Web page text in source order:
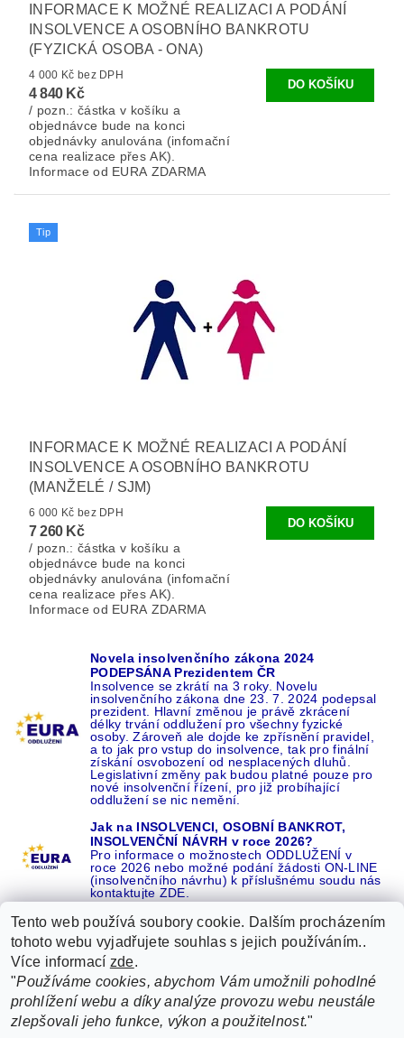
INFORMACE K MOŽNÉ REALIZACI A PODÁNÍ
INSOLVENCE A OSOBNÍHO BANKROTU
(FYZICKÁ OSOBA - ONA)
4 000 Kč bez DPH
4 840 Kč
/ pozn.: částka v košíku a
objednávce bude na konci
objednávky anulována (infomační
cena realizace přes AK).
Informace od EURA ZDARMA
Tip
INFORMACE K MOŽNÉ REALIZACI A PODÁNÍ
INSOLVENCE A OSOBNÍHO BANKROTU
(MANŽELÉ / SJM)
6 000 Kč bez DPH
7 260 Kč
/ pozn.: částka v košíku a
objednávce bude na konci
objednávky anulována (infomační
cena realizace přes AK).
Informace od EURA ZDARMA
Novela insolvenčního zákona 2024
PODEPSÁNA Prezidentem ČR
Insolvence se zkrátí na 3 roky. Novelu
insolvenčního zákona dne 23. 7. 2024 podepsal
prezident. Hlavní změnou je právě zkrácení
délky trvání oddlužení pro všechny fyzické
osoby. Zároveň ale dojde ke zpřísnění pravidel,
a to jak pro vstup do insolvence, tak pro finální
získání osvobození od nesplacených dluhů.
Legislativní změny pak budou platné pouze pro
nové insolvenční řízení, pro již probíhající
oddlužení se nic nemění.
Jak na INSOLVENCI, OSOBNÍ BANKROT,
INSOLVENČNÍ NÁVRH v roce 2026?
Pro informace o možnostech ODDLUŽENÍ v
roce 2026 nebo možné podání žádosti ON-LINE
(insolvenčního návrhu) k příslušnému soudu nás
kontaktujte ZDE.
Recenze o NÁS na GOOGLE 16 let REFERENCÍ v celé ČR |
Recenze o NÁS na SEZNAMU |
ŽÁDEJTE život BEZ DLUHŮ nebo EXEKUCÍ ZDE
Tento web používá soubory cookie. Dalším procházením
tohoto webu vyjadřujete souhlas s jejich používáním..
Více informací zde.
"Používáme cookies, abychom Vám umožnili pohodlné
prohlížení webu a díky analýze provozu webu neustále
zlepšovali jeho funkce, výkon a použitelnost."